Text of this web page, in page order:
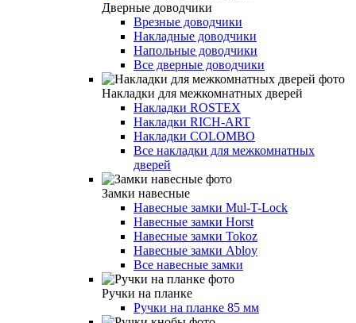
Дверные доводчики
Врезные доводчики
Накладные доводчики
Напольные доводчики
Все дверные доводчики
Накладки для межкомнатных дверей
Накладки ROSTEX
Накладки RICH-ART
Накладки COLOMBO
Все накладки для межкомнатных
дверей
Замки навесные
Навесные замки Mul-T-Lock
Навесные замки Horst
Навесные замки Tokoz
Навесные замки Abloy
Все навесные замки
Ручки на планке
Ручки на планке 85 мм